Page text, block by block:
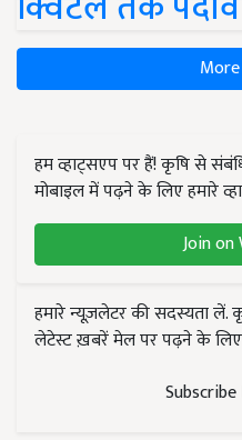
हम व्हाट्सएप पर हैं! कृषि से
मोबाइल में पढ़ने के लिए हमारे
Join on
हमारे न्यूज़लेटर की सदस्यता
लेटेस्ट ख़बरें मेल पर पढ़ने के